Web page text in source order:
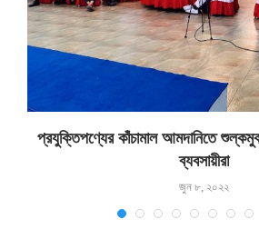
প্রযুক্তিপণ্যের কাঁচামাল আমদানিতে
ব্যবসায়ীরা
জুন ৮, ২০২২